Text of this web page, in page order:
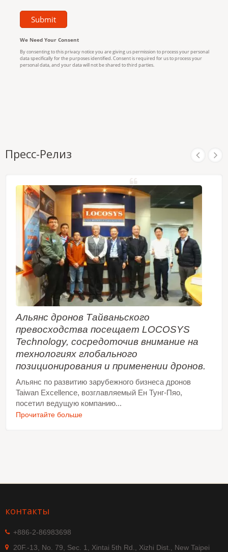
Пресс-Релиз
Альянс дронов Тайваньского
превосходства посещает LOCOSYS
Technology, сосредоточив внимание на
технологиях глобального
позиционирования и применении дронов.
Альянс по развитию зарубежного бизнеса дронов
Taiwan Excellence, возглавляемый Ен Тунг-Пяо,
посетил ведущую компанию...
Прочитайте больше
контакты
+886-2-86983698
20F.-13, No. 79, Sec. 1, Xintai 5th Rd., Xizhi Dist., New Taipei